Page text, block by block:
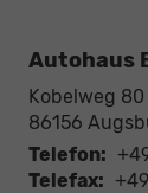
Autohaus
Kobelweg 80
86156
Telefon:
Telefax: